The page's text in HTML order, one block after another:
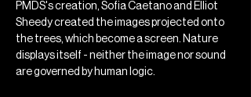
PMDS's creation, Sofia Caetano and Elliot
Sheedy created the images projected onto
the trees, which become a screen. Nature
displays itself - neither the image nor sound
are governed by human logic.